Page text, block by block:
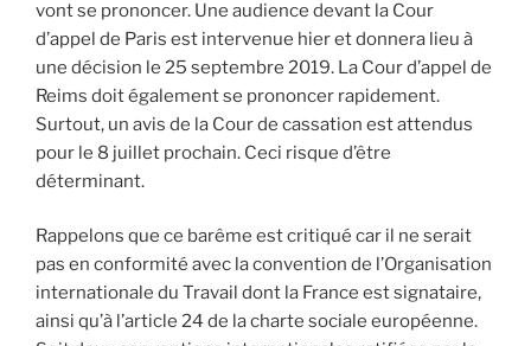
vont se prononcer. Une audience devant la Cour
d’appel de Paris est intervenue hier et donnera lieu à
une décision le 25 septembre 2019. La Cour d’appel de
Reims doit également se prononcer rapidement.
Surtout, un avis de la Cour de cassation est attendus
pour le 8 juillet prochain. Ceci risque d’être
déterminant.
Rappelons que ce barême est critiqué car il ne serait
pas en conformité avec la convention de l’Organisation
internationale du Travail dont la France est signataire,
ainsi qu’à l’article 24 de la charte sociale européenne.